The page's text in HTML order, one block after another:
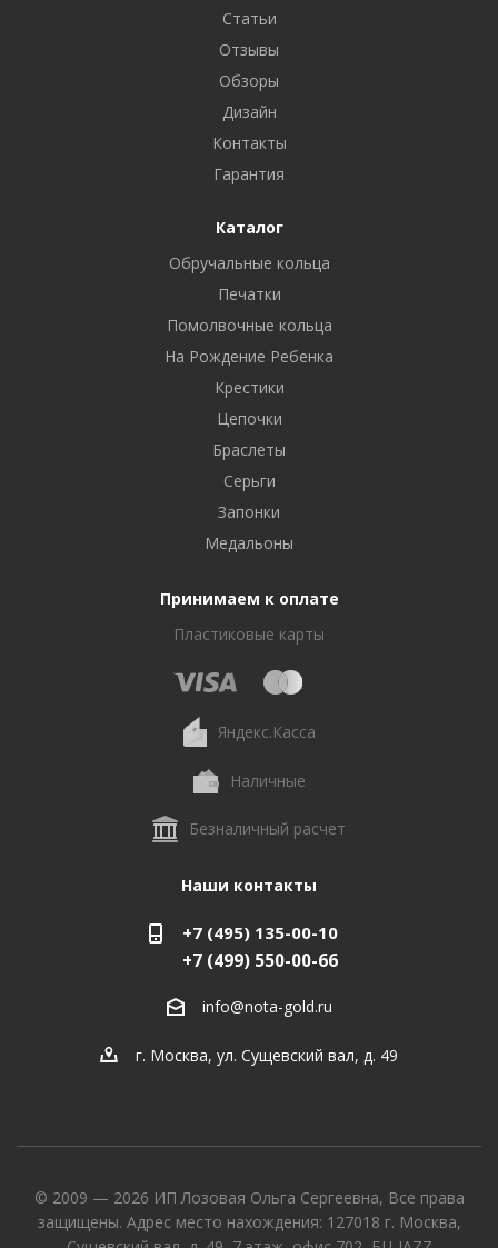
Статьи
Отзывы
Обзоры
Дизайн
Контакты
Гарантия
Каталог
Обручальные кольца
Печатки
Помолвочные кольца
На Рождение Ребенка
Крестики
Цепочки
Браслеты
Серьги
Запонки
Медальоны
Принимаем к оплате
Пластиковые карты
Яндекс.Касса
Наличные
Безналичный расчет
Наши контакты
+7 (495) 135-00-10
+7 (499) 550-00-66
info@nota-gold.ru
г. Москва, ул. Сущевский вал, д. 49
© 2009 — 2026 ИП Лозовая Ольга Сергеевна, Все права
защищены. Адрес место нахождения: 127018 г. Москва,